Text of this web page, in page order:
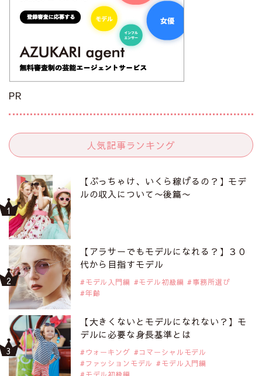
PR
人気記事ランキング
【ぶっちゃけ、いくら稼げるの？】モデ
ルの収入について〜後篇〜
【アラサーでもモデルになれる？】３０
代から目指すモデル
モデル入門編 モデル初級編
事務所選び
年齢
【大きくないとモデルになれない？】モ
デルに必要な身長基準とは
ウォーキング
コマーシャルモデル
ファッションモデル
モデル入門編